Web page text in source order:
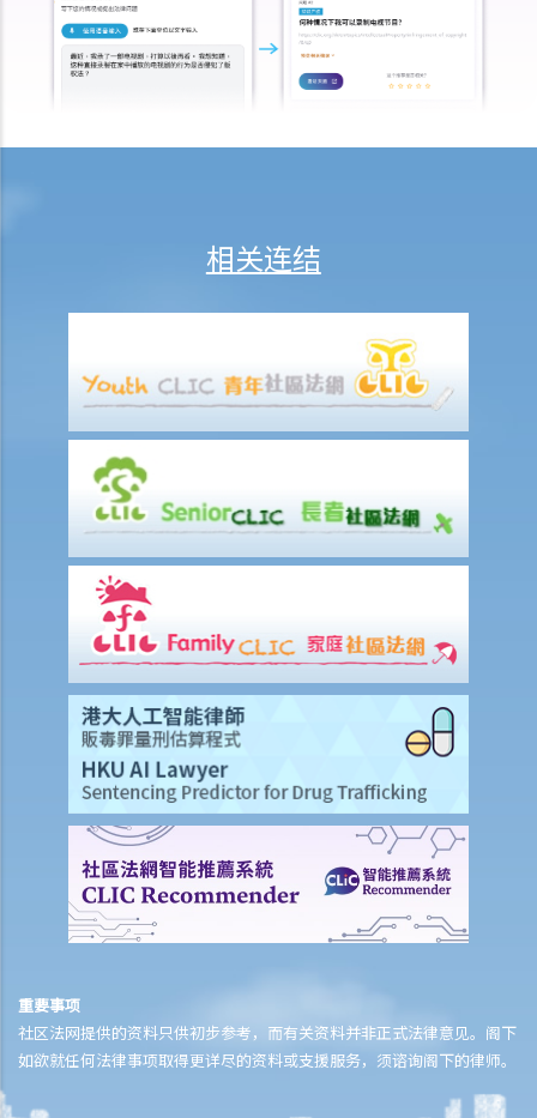
怎样才算是因工及在雇用期间遭遇意外（简称工伤意外）？
在甚么情况下，雇主不需要为其雇员的工伤负上赔偿责任？
我的配偶在工作时因意外而死亡，我或我的家人可获哪些赔偿？
除上述的赔偿外，我可否就工伤而获得其他赔偿（例如医药费）？
雇主向劳工处报告与工作有关的意外之时限是多久？
其他有关工伤的事项
如何安排支付工伤赔偿？
若然我不能与雇主和平地解决工伤赔偿问题，将案件呈交法院的时限是
若然我对条例所给予的补偿感到不满，或者我认为雇主忽略了应有的安
全措施，我可否进一步提出申索？
受保人已失踪了数年，其保单受益人可否向保险公司索取死亡赔偿？
在处理索偿时，保险公司会否接受中医发出的医疗报告 / 医生纸？
如果我的保单已经失效，但我重新缴交保费以尝试令保单「复效」。我
可否在这段期间向保险公司索偿？
我为同一项目（如住院或家居意外）购买了数份保险。我可否从所有保
单索取全数保额，或只可索取实际开支或损失？人寿保险的死亡赔偿会
否有不同规定？
医疗保险
我为同一项目（如住院或家居意外）购买了数份保险。我可否从所有保
单索取全数保额，或只可索取实际开支或损失？
意外或个人伤亡保险
「意外受伤」的一般定义是甚么？如果我受了伤但没有表面伤痕，我可
相关连结
重要事项
社区法网提供的资料只供初步参考，而有关资料并非正式法律意见。阁下
如欲就任何法律事项取得更详尽的资料或支援服务，须谘询阁下的律师。